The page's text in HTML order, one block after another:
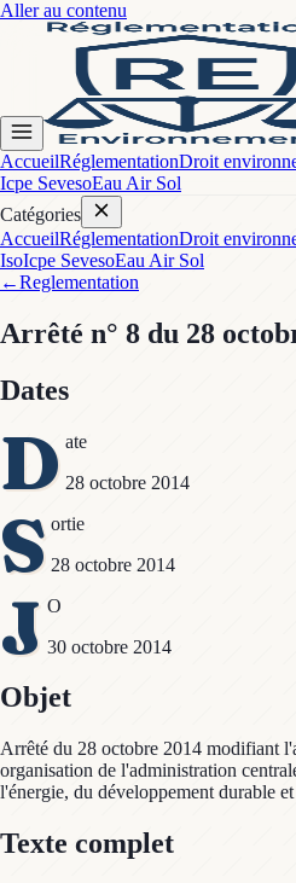
Aller au contenu
AccueilRéglementationDroit
Icpe SevesoEau Air Sol
Catégories
AccueilRéglementationDroit
IsoIcpe SevesoEau Air Sol
←Reglementation
Arrêté n° 8 du 28
Dates
D ate
28 octobre 2014
S ortie
28 octobre 2014
J O
30 octobre 2014
Objet
Arrêté du 28 octobre 2014 modifiant
organisation de l'administration
l'énergie, du développement durable
Texte complet